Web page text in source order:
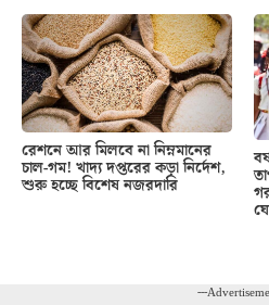
রেশনে আর মিলবে না নিম্নমানের
চাল-গম! খাদ্য দপ্তরের কড়া নির্দেশ,
শুরু হচ্ছে বিশেষ নজরদারি
---